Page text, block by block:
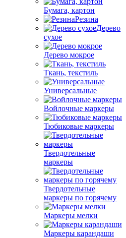
Бумага, картон
Резина
Дерево
сухое
Дерево мокрое
Ткань, текстиль
Универсальные
Войлочные маркеры
Тюбиковые маркеры
Твердотельные
маркеры
Твердотельные
маркеры по горячему
Маркеры мелки
Маркеры карандаши